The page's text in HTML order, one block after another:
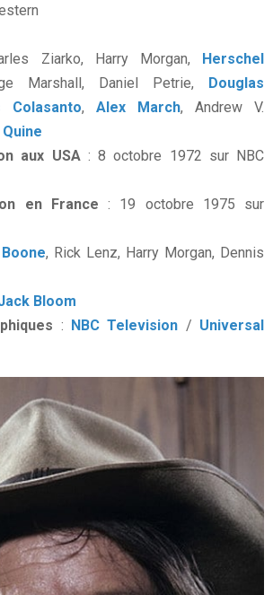
Ziarko, Harry Morgan, Herschel
Marshall, Daniel Petrie, Douglas
Colasanto, Alex March, Andrew V.
aux USA : 8 octobre 1972 sur NBC
en France : 19 octobre 1975 sur
, Rick Lenz, Harry Morgan, Dennis
Bloom
: NBC Television / Universal